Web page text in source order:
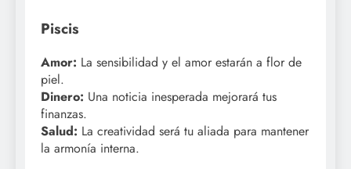
Piscis
Amor: La sensibilidad y el amor estarán a flor de
piel.
Dinero: Una noticia inesperada mejorará tus
finanzas.
Salud: La creatividad será tu aliada para mantener
la armonía interna.